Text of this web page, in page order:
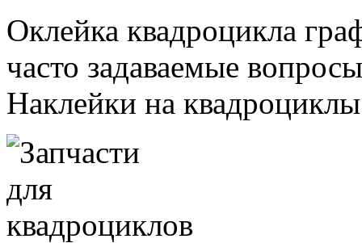
Оклейка квадроцикла
часто задаваемые
Наклейки на